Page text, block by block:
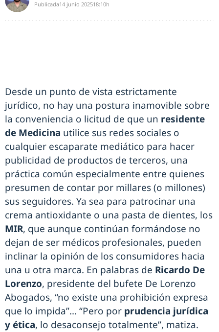
Publicada14 junio 202518:10h
Desde un punto de vista estrictamente
jurídico, no hay una postura inamovible sobre
la conveniencia o licitud de que un residente
de Medicina utilice sus redes sociales o
cualquier escaparate mediático para hacer
publicidad de productos de terceros, una
práctica común especialmente entre quienes
presumen de contar por millares (o millones)
sus seguidores. Ya sea para patrocinar una
crema antioxidante o una pasta de dientes, los
MIR, que aunque continúan formándose no
dejan de ser médicos profesionales, pueden
inclinar la opinión de los consumidores hacia
una u otra marca. En palabras de Ricardo De
Lorenzo, presidente del bufete De Lorenzo
Abogados, “no existe una prohibición expresa
que lo impida”… “Pero por prudencia jurídica
y ética, lo desaconsejo totalmente”, matiza.